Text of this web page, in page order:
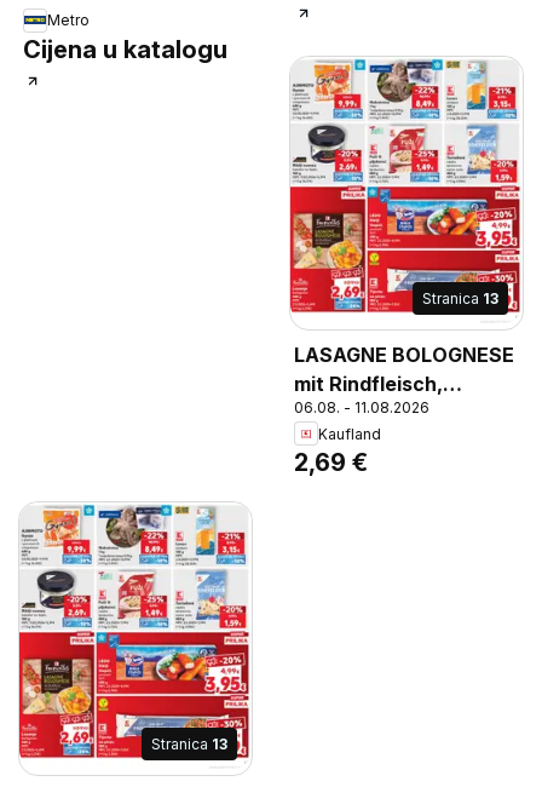
Metro
Cijena u katalogu
Stranica 13
LASAGNE BOLOGNESE
mit Rindfleisch,
Lasagne Bolognese mit
Rindfleisch
06.08. - 11.08.2026
Kaufland
2,69 €
Stranica 13